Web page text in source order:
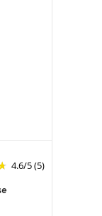
4.6/5(5)